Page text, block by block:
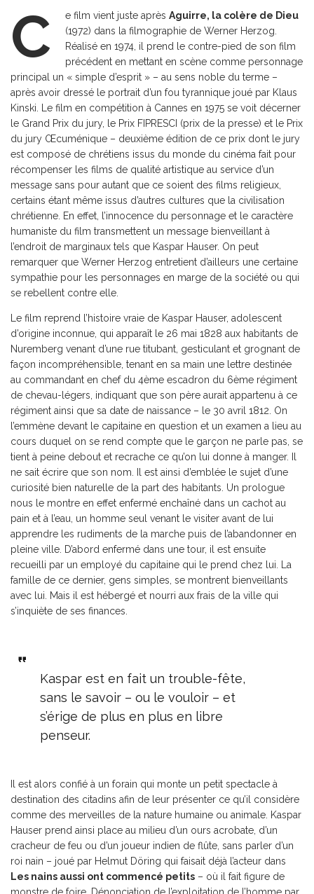
C e film vient juste après Aguirre, la colère de Dieu
(1972) dans la filmographie de Werner Herzog.
Réalisé en 1974, il prend le contre-pied de son film
précédent en mettant en scène comme personnage
principal un « simple d’esprit » – au sens noble du terme –
après avoir dressé le portrait d’un fou tyrannique joué par Klaus
Kinski. Le film en compétition à Cannes en 1975 se voit décerner
le Grand Prix du jury, le Prix FIPRESCI (prix de la presse) et le Prix
du jury Œcuménique – deuxième édition de ce prix dont le jury
est composé de chrétiens issus du monde du cinéma fait pour
récompenser les films de qualité artistique au service d’un
message sans pour autant que ce soient des films religieux,
certains étant même issus d’autres cultures que la civilisation
chrétienne. En effet, l’innocence du personnage et le caractère
humaniste du film transmettent un message bienveillant à
l’endroit de marginaux tels que Kaspar Hauser. On peut
remarquer que Werner Herzog entretient d’ailleurs une certaine
sympathie pour les personnages en marge de la société ou qui
se rebellent contre elle.
Le film reprend l’histoire vraie de Kaspar Hauser, adolescent
d’origine inconnue, qui apparaît le 26 mai 1828 aux habitants de
Nuremberg venant d’une rue titubant, gesticulant et grognant de
façon incompréhensible, tenant en sa main une lettre destinée
au commandant en chef du 4ème escadron du 6ème régiment
de chevau-légers, indiquant que son père aurait appartenu à ce
régiment ainsi que sa date de naissance – le 30 avril 1812. On
l’emmène devant le capitaine en question et un examen a lieu au
cours duquel on se rend compte que le garçon ne parle pas, se
tient à peine debout et recrache ce qu’on lui donne à manger. Il
ne sait écrire que son nom. Il est ainsi d’emblée le sujet d’une
curiosité bien naturelle de la part des habitants. Un prologue
nous le montre en effet enfermé enchaîné dans un cachot au
pain et à l’eau, un homme seul venant le visiter avant de lui
apprendre les rudiments de la marche puis de l’abandonner en
pleine ville. D’abord enfermé dans une tour, il est ensuite
recueilli par un employé du capitaine qui le prend chez lui. La
famille de ce dernier, gens simples, se montrent bienveillants
avec lui. Mais il est hébergé et nourri aux frais de la ville qui
s’inquiète de ses finances.
Kaspar est en fait un trouble-fête,
sans le savoir – ou le vouloir – et
s’érige de plus en plus en libre
penseur.
Il est alors confié à un forain qui monte un petit spectacle à
destination des citadins afin de leur présenter ce qu’il considère
comme des merveilles de la nature humaine ou animale. Kaspar
Hauser prend ainsi place au milieu d’un ours acrobate, d’un
cracheur de feu ou d’un joueur indien de flûte, sans parler d’un
roi nain – joué par Helmut Döring qui faisait déjà l’acteur dans
Les nains aussi ont commencé petits – où il fait figure de
monstre de foire. Dénonciation de l’exploitation de l’homme par